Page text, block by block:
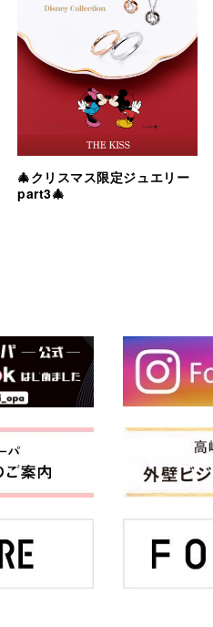
🎄クリスマス限定ジュエリー
part3🎄